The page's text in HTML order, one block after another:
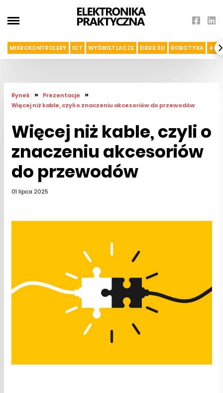
MIKROKONTROLERY IOT WYŚWIETLACZE DRUK 3D ROBOTYKA 4G I
Rynek » Prezentacje »
Więcej niż kable, czyli o znaczeniu akcesoriów do przewodów
Więcej niż kable, czyli o
znaczeniu akcesoriów
do przewodów
01 lipca 2025